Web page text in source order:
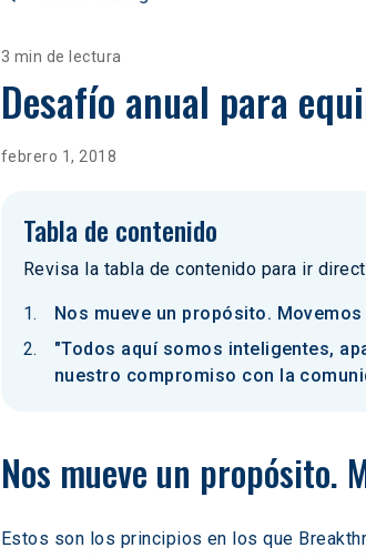
3 min de lectura
Desafío anual para
febrero 1, 2018
Tabla de contenido
Revisa la tabla de contenido para ir
Nos mueve un propósito.
"Todos aquí somos inteligentes,
nuestro compromiso con la
Nos mueve un propósito.
Estos son los principios en los que